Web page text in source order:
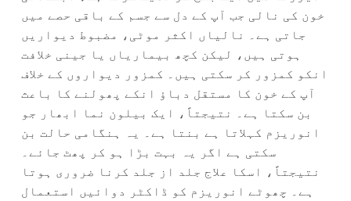
خون کی نالی جب آپ کے دل سے جسم کے باقی حصے میں
جاتی ہے۔ نالیاں اکثر موٹی، مضبوط دیواریں
ہوتی ہیں، لیکن کچھ بیماریاں یا جینی خلافت
انکو کمزور کر سکتی ہیں۔ کمزور دیواروں کے خلاف
آپ کے خون کا مستقل دباؤ انکے پھولنے کا باعث
بن سکتا ہے۔ نتیجتاً، ایک بیلون نما ابھار جو
انوریزم کہلاتا ہے بنتا ہے۔ یہ ہنگامی حالت بن
سکتی ہے اگر یہ بہت بڑا ہو کر پھٹ جائے۔
نتیجتاً، اسکا علاج جلد از جلد کرنا ضروری ہوتا
ہے۔ چھوٹے انوریزم کو ڈاکٹر دوائیں استعمال